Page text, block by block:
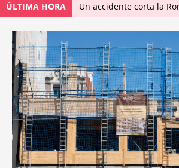
ÚLTIMA HORA Un accidente corta la